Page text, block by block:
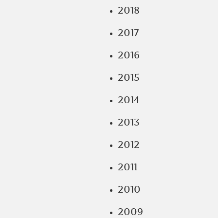
2018
2017
2016
2015
2014
2013
2012
2011
2010
2009